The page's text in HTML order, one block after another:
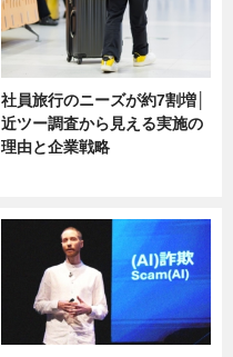
社員旅行のニーズが約7割増│
近ツー調査から見える実施の
理由と企業戦略